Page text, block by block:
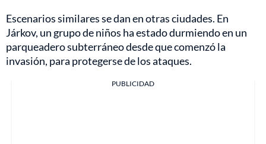
Escenarios similares se dan en otras ciudades. En
Járkov, un grupo de niños ha estado durmiendo en un
parqueadero subterráneo desde que comenzó la
invasión, para protegerse de los ataques.
PUBLICIDAD